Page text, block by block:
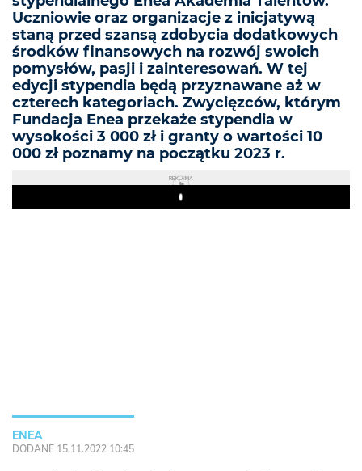
Uczniowie oraz organizacje z inicjatywą
staną przed szansą zdobycia dodatkowych
środków finansowych na rozwój swoich
pomysłów, pasji i zainteresowań. W tej
edycji stypendia będą przyznawane aż w
czterech kategoriach. Zwycięzców, którym
Fundacja Enea przekaże stypendia w
wysokości 3 000 zł i granty o wartości 10
000 zł poznamy na początku 2023 r.
REKLAMA
Play
ENEA
DODANE 15.11.2022 10:45